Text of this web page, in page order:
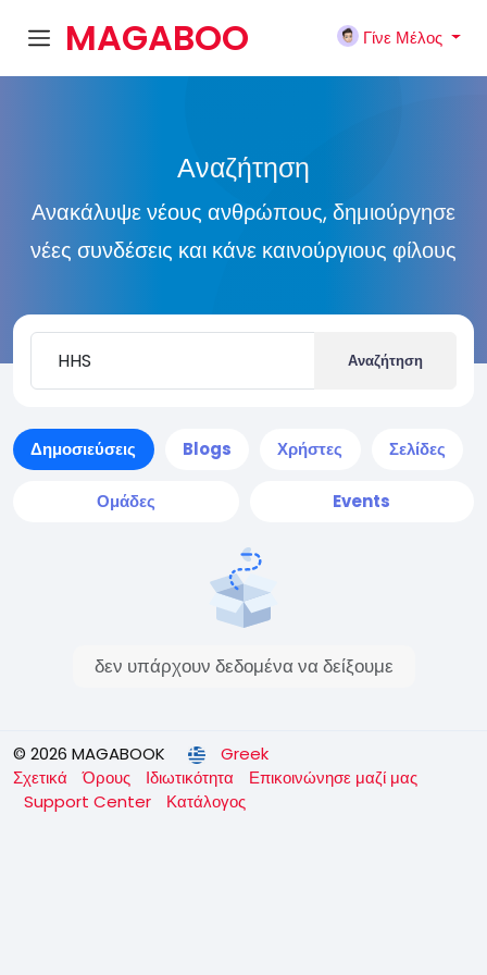
MAGABOO
Γίνε Μέλος
Αναζήτηση
Ανακάλυψε νέους ανθρώπους, δημιούργησε
νέες συνδέσεις και κάνε καινούργιους φίλους
Αναζήτηση
Δημοσιεύσεις Blogs Χρήστες Σελίδες
Ομάδες Events
δεν υπάρχουν δεδομένα να δείξουμε
© 2026 MAGABOOK
Greek
Σχετικά
Όρους Ιδιωτικότητα
Επικοινώνησε μαζί μας
Support Center
Κατάλογος